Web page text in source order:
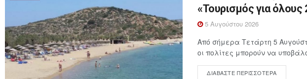
«Τουρισμός για
5 Αυγούστου 2026
Από σήμερα Τετάρτη 5
οι πολίτες μπορούν να
ΔΙΑΒΆΣΤΕ ΠΕΡΙΣΣΌΤΕΡΑ